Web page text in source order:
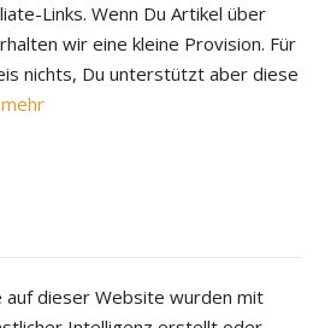
Links. Wenn Du Artikel über
wir eine kleine Provision. Für
nichts, Du unterstützt aber diese
auf dieser Website wurden mit